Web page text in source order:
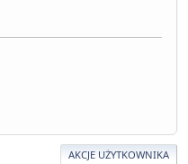
AKCJE UŻYTKOWNIKA